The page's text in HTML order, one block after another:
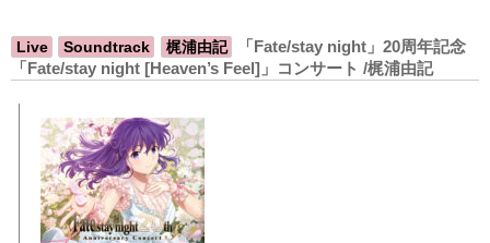
Live Soundtrack 梶浦由記
「Fate/stay night」20周年記念
「Fate/stay night [Heaven’s Feel]」コンサート /梶浦由記